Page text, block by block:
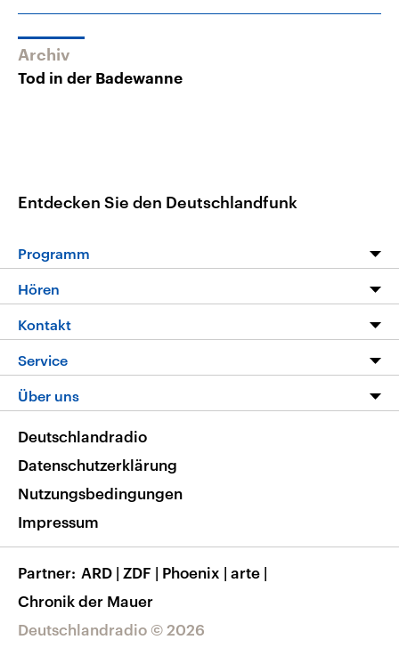
Archiv
Tod in der Badewanne
Entdecken Sie den Deutschlandfunk
Programm
Programm
Die Nachrichten
Nachrichtenleicht
Neue Beiträge auf dlf.de
Hören
Livestream
Podcasts
Deutschlandfunk App
Nachrichten App
Frequenzen
Kontakt
Hörerservice
Service
FAQ
Veranstaltungen
Musikliste
RSS
Über uns
Barrierefreiheit
Deutschlandradio © 2026
Deutschlandradio
Datenschutzerklärung
Nutzungsbedingungen
Impressum
Partner ARD | ZDF | Phoenix | arte |
Chronik der Mauer